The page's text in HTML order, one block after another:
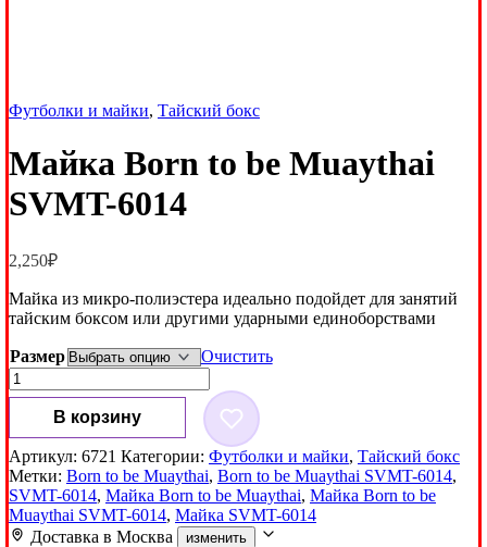
Футболки и майки, Тайский бокс
Майка Born to be Muaythai
SVMT-6014
2,250₽
Майка из микро-полиэстера идеально подойдет для занятий
тайским боксом или другими ударными единоборствами
Размер
Очистить
Количество
товара
Майка
Born
to
be
Muaythai
SVMT-
6014
В корзину
Артикул: 6721 Категории: Футболки и майки, Тайский бокс
Метки: Born to be Muaythai, Born to be Muaythai SVMT-6014,
SVMT-6014, Майка Born to be Muaythai, Майка Born to be
Muaythai SVMT-6014, Майка SVMT-6014
Доставка в Москва изменить